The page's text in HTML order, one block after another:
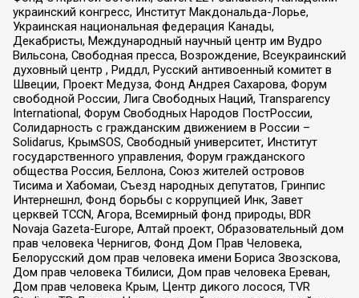
украинский конгресс, Институт Макдональда-Лорье,
Украинская национальная федерация Канады,
Декабристы, Международный научный центр им Вудро
Вильсона, Свободная пресса, Возрождение, Всеукраинский
духовный центр , Риддл, Русский антивоенный комитет в
Швеции, Проект Медуза, Фонд Андрея Сахарова, Форум
свободной России, Лига Свободных Наций, Transparеncy
International, Форум Свободных Народов ПостРоссии,
Солидарность с гражданским движением в России –
Solidarus, КрымSOS, Свободный университет, Институт
государственного управления, Форум гражданского
общества Россия, Беллона, Союз жителей островов
Тисима и Хабомаи, Съезд народных депутатов, Гринпис
Интернешнл, Фонд борьбы с коррупцией Инк, Завет
церквей TCCN, Агора, Всемирный фонд природы, BDR
Novaja Gazeta-Europe, Алтай проект, Образовательный дом
прав человека Чернигов, Фонд Дом Прав Человека,
Белорусский дом прав человека имени Бориса Звозскова,
Дом прав человека Тбилиси, Дом прав человека Ереван,
Дом прав человека Крым, Центр дикого лосося, TVR